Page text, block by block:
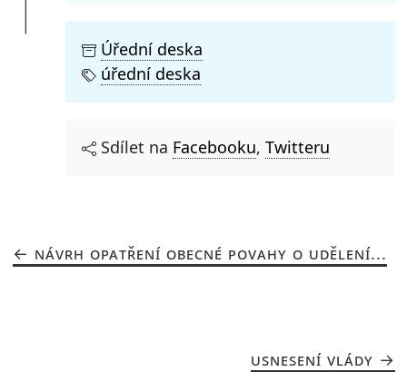
Úřední deska
úřední deska
Sdílet na Facebooku, Twitteru
NÁVRH OPATŘENÍ OBECNÉ POVAHY O UDĚLENÍ...
USNESENÍ VLÁDY